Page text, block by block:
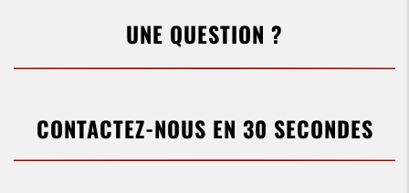
UNE QUESTION ?
CONTACTEZ-NOUS EN 30 SECONDES